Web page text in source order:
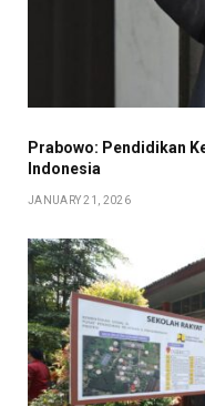
Prabowo: Pendidikan
Indonesia
JANUARY 21, 2026